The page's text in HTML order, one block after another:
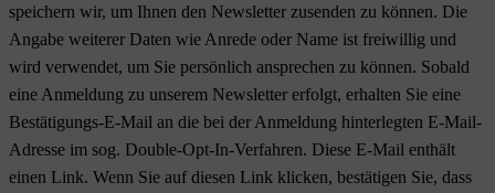
speichern wir, um Ihnen den Newsletter zusenden zu können. Die
Angabe weiterer Daten wie Anrede oder Name ist freiwillig und
wird verwendet, um Sie persönlich ansprechen zu können. Sobald
eine Anmeldung zu unserem Newsletter erfolgt, erhalten Sie eine
Bestätigungs-E-Mail an die bei der Anmeldung hinterlegten E-Mail-
Adresse im sog. Double-Opt-In-Verfahren. Diese E-Mail enthält
einen Link. Wenn Sie auf diesen Link klicken, bestätigen Sie, dass